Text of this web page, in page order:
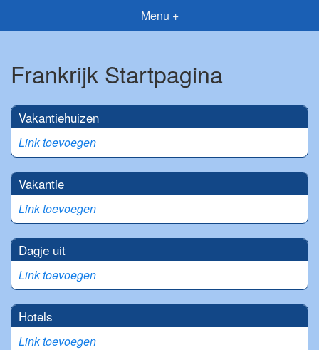
Menu +
Frankrijk Startpagina
Vakantiehuizen
Link toevoegen
Vakantie
Link toevoegen
Dagje uit
Link toevoegen
Hotels
Link toevoegen